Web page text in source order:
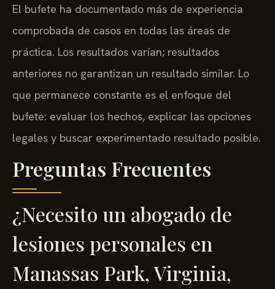
El bufete ha documentado más de experiencia
comprobada de casos en todas las áreas de
práctica. Los resultados varían; resultados
anteriores no garantizan un resultado similar. Lo
que permanece constante es el enfoque del
bufete: evaluar los hechos, explicar las opciones
legales y buscar experimentado resultado posible.
Preguntas Frecuentes
¿Necesito un abogado de
lesiones personales en
Manassas Park, Virginia,